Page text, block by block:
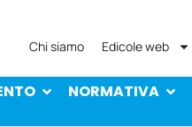
Chi siamo Edicole web
NORMATIVA